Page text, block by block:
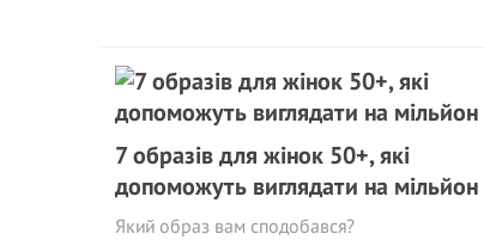
7 образів для жінок 50+, які
допоможуть виглядати на мільйoн
Який образ вам сподобався?